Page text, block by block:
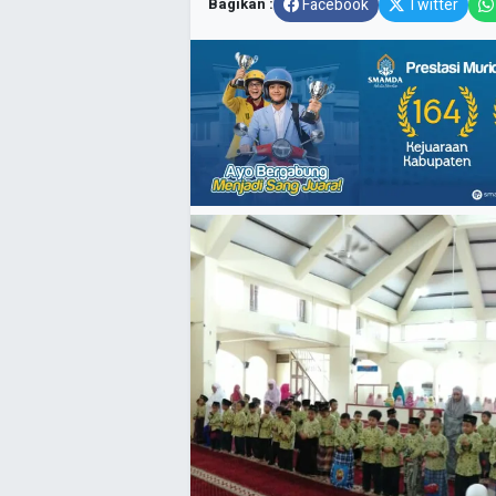
Bagikan : Facebook Twitter